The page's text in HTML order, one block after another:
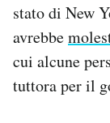
Area
Newsletter
stato di New
avrebbe
cui alcune
tuttora per il